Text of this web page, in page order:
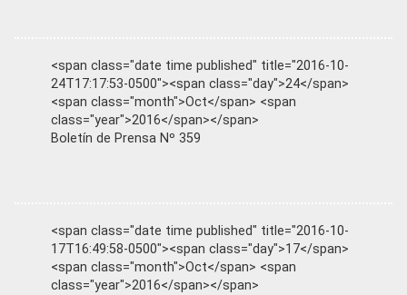
<span class="date time published" title="2016-10-
24T17:17:53-0500"><span class="day">24</span>
<span class="month">Oct</span> <span
class="year">2016</span></span>
Boletín de Prensa Nº 359
<span class="date time published" title="2016-10-
17T16:49:58-0500"><span class="day">17</span>
<span class="month">Oct</span> <span
class="year">2016</span></span>